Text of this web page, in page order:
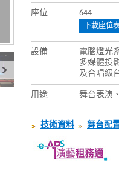
座位 644
下載座位
設備
電腦燈光
多媒體投
及合唱級
用途 舞台表演
技術資料 舞台配